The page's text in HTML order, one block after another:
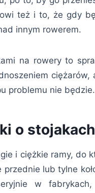
też i to, że gdy
innym rowerem.
na rowery to
problemu nie będzie.
o
i ciężkie ramy, do
lub tylne
w